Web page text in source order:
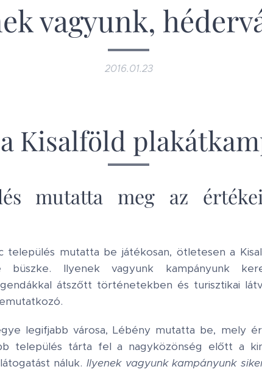
vagyunk,
2016.01.23
Kisalföld
mutatta meg az
település mutatta be játékosan, ötletesen a
büszke. Ilyenek vagyunk kampányunk
átszőtt történetekben és turisztikai
legifjabb városa, Lébény mutatta be, mely
település tárta fel a nagyközönség előtt a
náluk. Ilyenek vagyunk kampányunk